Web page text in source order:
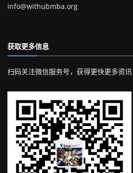
info@withubmba.org
获取更多信息
扫码关注微信服务号，获得更快更多资讯